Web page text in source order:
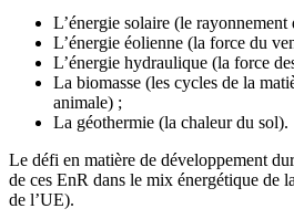
L’énergie solaire (le rayonnement
L’énergie éolienne (la force du
L’énergie hydraulique (la force
La biomasse (les cycles de la
animale) ;
La géothermie (la chaleur du sol).
Le défi en matière de développement
de ces EnR dans le mix énergétique de
de l’UE).